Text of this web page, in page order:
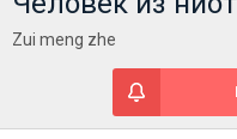
Zui meng zhe